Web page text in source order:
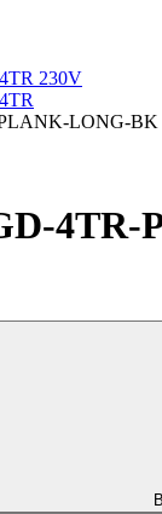
4TR 230V
LONG-BK
4TR-